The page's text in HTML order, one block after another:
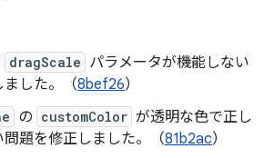
dragScale パラメータが機能しない
ました。（8bef26）
の customColor が透明な色で正し
問題を修正しました。（81b2ac）